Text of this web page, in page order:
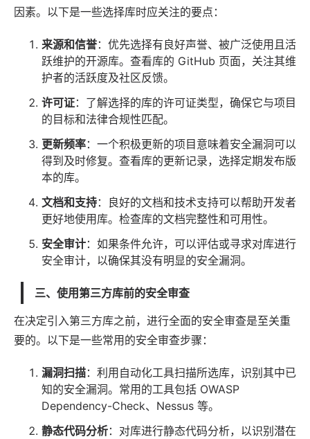
因素。以下是一些选择库时应关注的要点：
来源和信誉：优先选择有良好声誉、被广泛使用且活
跃维护的开源库。查看库的 GitHub 页面，关注其维
护者的活跃度及社区反馈。
许可证：了解选择的库的许可证类型，确保它与项目
的目标和法律合规性匹配。
更新频率：一个积极更新的项目意味着安全漏洞可以
得到及时修复。查看库的更新记录，选择定期发布版
本的库。
文档和支持：良好的文档和技术支持可以帮助开发者
更好地使用库。检查库的文档完整性和可用性。
安全审计：如果条件允许，可以评估或寻求对库进行
安全审计，以确保其没有明显的安全漏洞。
三、使用第三方库前的安全审查
在决定引入第三方库之前，进行全面的安全审查是至关重
要的。以下是一些常用的安全审查步骤：
漏洞扫描：利用自动化工具扫描所选库，识别其中已
知的安全漏洞。常用的工具包括 OWASP
Dependency-Check、Nessus 等。
静态代码分析：对库进行静态代码分析，以识别潜在